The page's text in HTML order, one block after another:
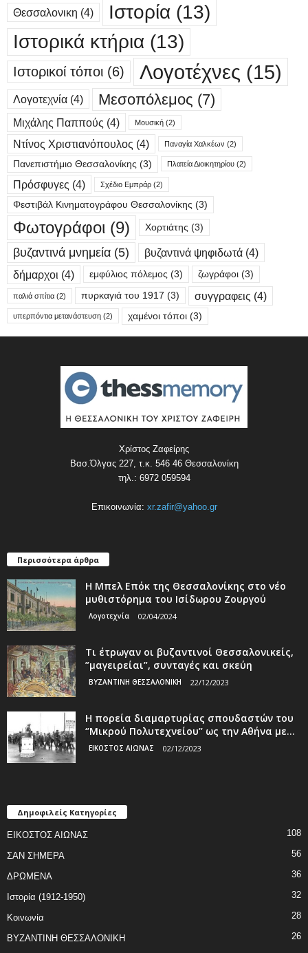
Θεσσαλονικη (4) Ιστορία (13)
Ιστορικά κτήρια (13)
Ιστορικοί τόποι (6) Λογοτέχνες (15)
Λογοτεχνία (4) Μεσοπόλεμος (7)
Μιχάλης Παππούς (4) Μουσική (2)
Ντίνος Χριστιανόπουλος (4) Παναγία Χαλκέων (2)
Πανεπιστήμιο Θεσσαλονίκης (3) Πλατεία Διοικητηρίου (2)
Πρόσφυγες (4) Σχέδιο Εμπράρ (2)
Φεστιβάλ Κινηματογράφου Θεσσαλονίκης (3)
Φωτογράφοι (9) Χορτιάτης (3)
βυζαντινά μνημεία (5) βυζαντινά ψηφιδωτά (4)
δήμαρχοι (4) εμφύλιος πόλεμος (3) ζωγράφοι (3)
παλιά σπίτια (2) πυρκαγιά του 1917 (3) συγγραφεις (4)
υπερπόντια μετανάστευση (2) χαμένοι τόποι (3)
Χρίστος Ζαφείρης
Βασ.Όλγας 227, τ.κ. 546 46 Θεσσαλονίκη
τηλ.: 6972 059594
Επικοινωνία: xr.zafir@yahoo.gr
Περισσότερα άρθρα
Η Μπελ Επόκ της Θεσσαλονίκης στο νέο
μυθιστόρημα του Ισίδωρου Ζουργού
Λογοτεχνία 02/04/2024
Τι έτρωγαν οι βυζαντινοί Θεσσαλονικείς,
”μαγειρείαι”, συνταγές και σκεύη
ΒΥΖΑΝΤΙΝΗ ΘΕΣΣΑΛΟΝΙΚΗ 22/12/2023
Η πορεία διαμαρτυρίας σπουδαστών του
‘’Μικρού Πολυτεχνείου’’ ως την Αθήνα με...
ΕΙΚΟΣΤΟΣ ΑΙΩΝΑΣ 02/12/2023
Δημοφιλείς Κατηγορίες
ΕΙΚΟΣΤΟΣ ΑΙΩΝΑΣ 108
ΣΑΝ ΣΗΜΕΡΑ 56
ΔΡΩΜΕΝΑ 36
Ιστορία (1912-1950) 32
Κοινωνία 28
ΒΥΖΑΝΤΙΝΗ ΘΕΣΣΑΛΟΝΙΚΗ
26